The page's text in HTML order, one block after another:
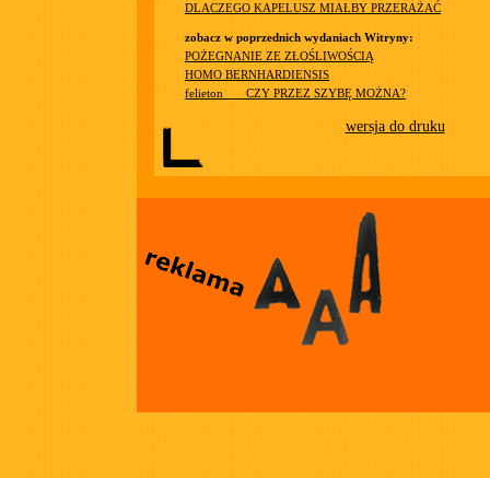
DLACZEGO KAPELUSZ MIAŁBY PRZERAŻAĆ
zobacz w poprzednich wydaniach Witryny:
POŻEGNANIE ZE ZŁOŚLIWOŚCIĄ
HOMO BERNHARDIENSIS
felieton ___CZY PRZEZ SZYBĘ MOŻNA?
wersja do druku